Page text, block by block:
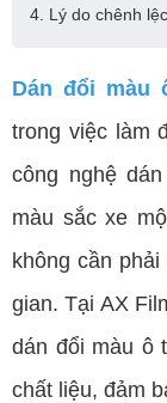
4. Lý do chênh
Dán đổi màu
trong việc làm
công nghệ
màu sắc xe
không cần
gian. Tại AX
dán đổi màu ô
chất liệu, đảm